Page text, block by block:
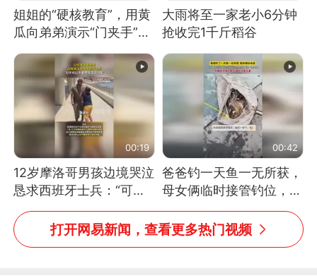
姐姐的“硬核教育”，用黄
瓜向弟弟演示“门夹手”，
网友：果然言传不如身
教！
大雨将至一家老小6分钟
抢收完1千斤稻谷
00:19
12岁摩洛哥男孩边境哭泣
恳求西班牙士兵：“可不
可以不要把我遣返回国”
00:42
爸爸钓一天鱼一无所获，
母女俩临时接管钓位，用
玩具鱼竿钓上大鱼
打开网易新闻，查看更多热门视频